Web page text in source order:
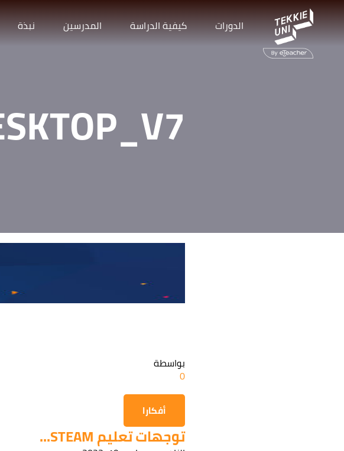
الدورات كيفية الدراسة المدرسين نبذة
بواسطة
0
أفكارا
توجهات تعليم STEAM...